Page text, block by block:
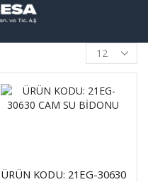
ÜRÜN KODU: 21EG-30630